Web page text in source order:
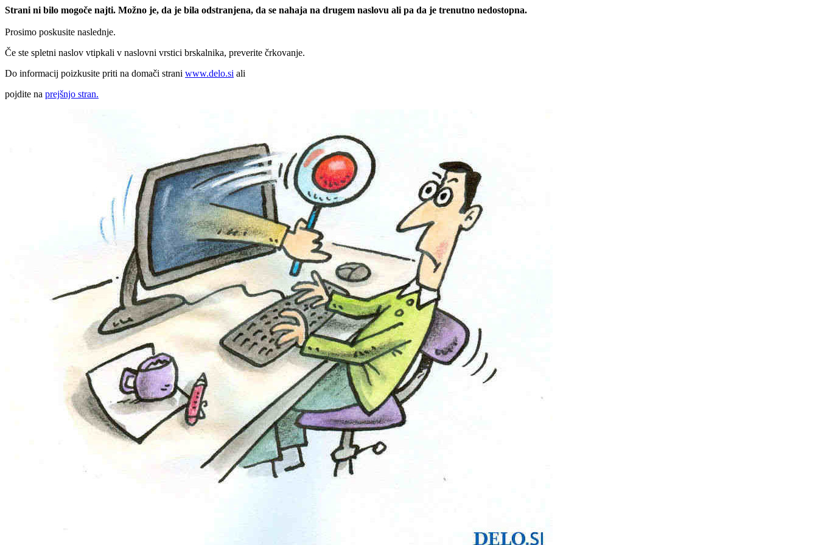
Strani ni bilo mogoče najti. Možno je, da je bila odstranjena, da se nahaja na drugem naslovu ali pa da je trenutno nedostopna.
Prosimo poskusite naslednje.
Če ste spletni naslov vtipkali v naslovni vrstici brskalnika, preverite črkovanje.
Do informacij poizkusite priti na domači strani www.delo.si ali
pojdite na prejšnjo stran.